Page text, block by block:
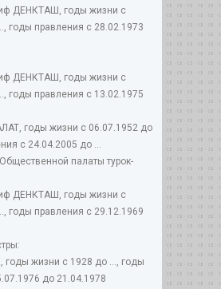
ДЕНКТАШ, годы жизни с
годы правления с 28.02.1973
ДЕНКТАШ, годы жизни с
годы правления с 13.02.1975
годы жизни с 06.07.1952 до
с 24.04.2005 до ...
палаты турок-
ДЕНКТАШ, годы жизни с
годы правления с 29.12.1969
жизни с 1928 до ..., годы
до 21.04.1978